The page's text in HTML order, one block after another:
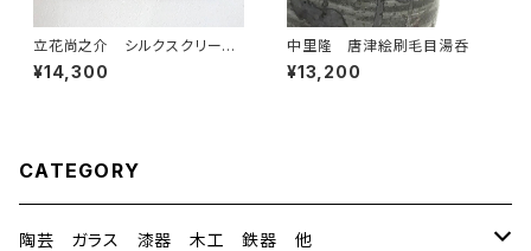
立花尚之介 シルクスクリー
ン 連作のうち② 額装あり
¥14,300
中里隆 唐津絵刷毛目湯呑
¥13,200
CATEGORY
陶芸 ガラス 漆器 木工 鉄器 他